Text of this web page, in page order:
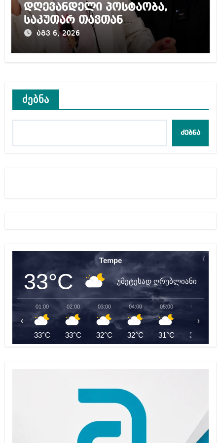
დღევანდელი პოსტაობა,
საკუთარ თავთან
შეგარცხვენთ – ეკა კუპატაძე
ნანუკა ჟორჟოლიანს
აგვ 6, 2026
ძებნა
ძებნა
Tempe
33°C უმეტესად ღრუბლიანი
01:00
33°C
02:00
33°C
03:00
32°C
04:00
32°C
05:00
31°C
06:00
31°C
‹ ›